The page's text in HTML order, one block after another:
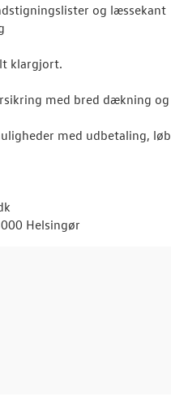
og læssekant
klargjort.
med bred dækning
med udbetaling,
Helsingør